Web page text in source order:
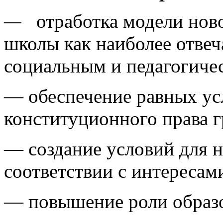
—
отработка модели
школы как наиболее
социальным и
— обеспечение равных
конституционного права
— создание условий для
соответствии с
— повышение роли